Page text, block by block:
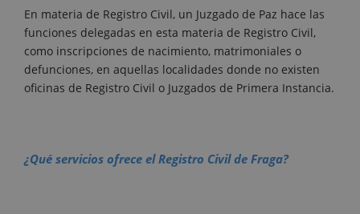
En materia de Registro Civil, un Juzgado de Paz hace las
funciones delegadas en esta materia de Registro Civil,
como inscripciones de nacimiento, matrimoniales o
defunciones, en aquellas localidades donde no existen
oficinas de Registro Civil o Juzgados de Primera Instancia.
¿Qué servicios ofrece el Registro Civil de Fraga?